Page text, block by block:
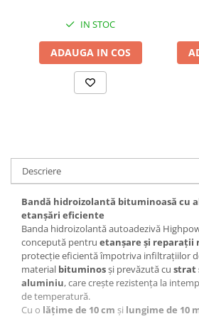
Accesorii baterii sanitare
Accesorii chiuvete
Baterii sanitare cu incalzire instant
Fitinguri si accesorii
Gradina - Gradinarit
Accesorii fierastraie cu lant
Accesorii fierastraie electrice
Accesorii irigare
Accesorii pompe de apa
Accesorii unelte gradinarit
Articole antidaunatori gradina
Assistant, AVI-4649
IN STOC
ADAUGA IN COS
Descriere
Bandă hidroizolantă bituminoasă cu
etanșări eficiente
Banda hidroizolantă autoadezivă
concepută pentru etanșare și reparații
protecție eficientă împotriva infiltrațiilor
material bituminosși prevăzută cu strat
aluminiu, care crește rezistența la
de temperatură.
Cu o lățime de 10 cm și lungime de 10